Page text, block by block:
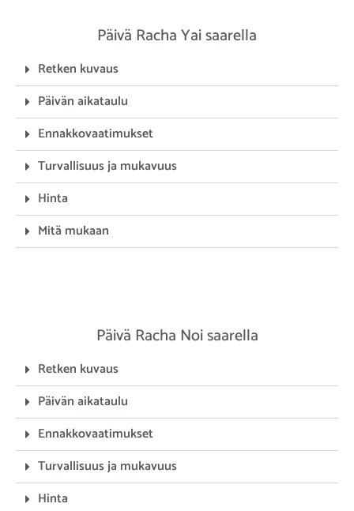
Päivä Racha Yai saarella
Retken kuvaus
Päivän aikataulu
Ennakkovaatimukset
Turvallisuus ja mukavuus
Hinta
Mitä mukaan
Päivä Racha Noi saarella
Retken kuvaus
Päivän aikataulu
Ennakkovaatimukset
Turvallisuus ja mukavuus
Hinta